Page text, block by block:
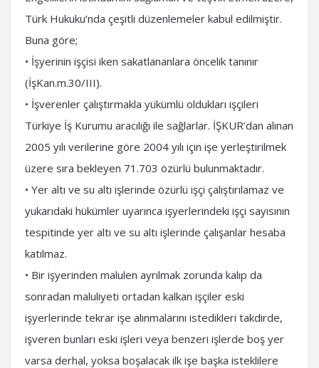
Türk Hukuku’nda çeşitli düzenlemeler kabul edilmiştir.
Buna göre;
• İşyerinin işçisi iken sakatlananlara öncelik tanınır
(İşKan.m.30/III).
• İşverenler çalıştırmakla yükümlü oldukları işçileri
Türkiye İş Kurumu aracılığı ile sağlarlar. İŞKUR’dan alınan
2005 yılı verilerine göre 2004 yılı için işe yerleştirilmek
üzere sıra bekleyen 71.703 özürlü bulunmaktadır.
• Yer altı ve su altı işlerinde özürlü işçi çalıştırılamaz ve
yukarıdaki hükümler uyarınca işyerlerindeki işçi sayısının
tespitinde yer altı ve su altı işlerinde çalışanlar hesaba
katılmaz.
• Bir işyerinden malulen ayrılmak zorunda kalıp da
sonradan maluliyeti ortadan kalkan işçiler eski
işyerlerinde tekrar işe alınmalarını istedikleri takdirde,
işveren bunları eski işleri veya benzeri işlerde boş yer
varsa derhal, yoksa boşalacak ilk işe başka isteklilere